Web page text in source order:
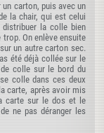
un carton, puis avec un
la chair, qui est celui
la colle bien
On enlève ensuite
un autre carton sec.
été déjà collée sur le
colle sur le bord du
colle dans ces deux
carte, après avoir mis
carte sur le dos et le
ne pas déranger les